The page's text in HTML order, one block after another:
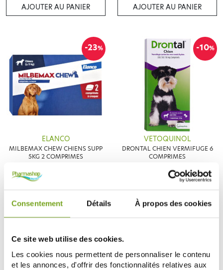
Consentement Détails À propos des cookies
Ce site web utilise des cookies.
Les cookies nous permettent de personnaliser le contenu
et les annonces, d'offrir des fonctionnalités relatives aux
AJOUTER AU PANIER AJOUTER AU PANIER
-23%
ELANCO
MILBEMAX CHEW CHIENS SUPP
5KG 2 COMPRIMES
15,65 €
AJOUTER AU PANIER
-10%
VETOQUINOL
DRONTAL CHIEN VERMIFUGE 6
COMPRIMES
19,79 €
AJOUTER AU PANIER